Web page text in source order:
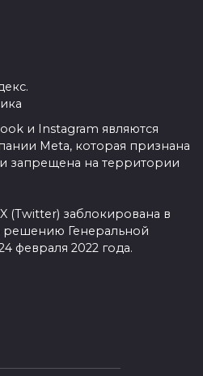
и Instagram являются
Meta, которая признана
запрещена на территории
(Twitter) заблокирована в
решению Генеральной
февраля 2022 года.